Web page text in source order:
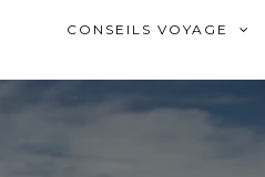
CONSEILS VOYAGE